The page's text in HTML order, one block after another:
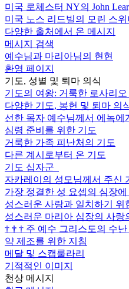
미국 로체스터 NY의 John
미국 노스 리드빌의 모린 스
다양한 출처에서 온 메시지
메시지 검색
예수님과 마리아님의 현현
환영 페이지
기도, 성별 및 퇴마 의식
기도의 여왕: 거룩한 로사리오
다양한 기도, 봉헌 및 퇴마 의
선한 목자 예수님께서 에녹에
심령 준비를 위한 기도
거룩한 가족 피난처의 기도
다른 계시로부터 온 기도
기도 십자군
자카레이의 성모님께서 주신
가장 정결한 성 요셉의 심장에
성스러운 사랑과 일치하기 위
성스러운 마리아 심장의 사랑
† † † 주 예수 그리스도의 수난
약 제조를 위한 지침
메달 및 스캡룰라리
기적적인 이미지
천상 메시지